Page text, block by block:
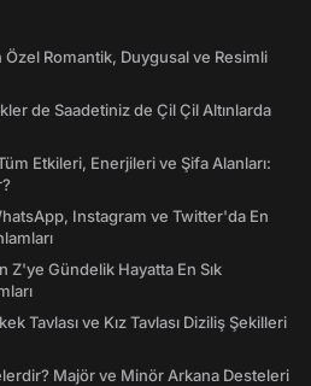
Özel Romantik, Duygusal ve Resimli
de Saadetiniz de Çil Çil Altınlarda
Etkileri, Enerjileri ve Şifa Alanları:
Instagram ve Twitter'da En
Z'ye Gündelik Hayatta En Sık
Tavlası ve Kız Tavlası Diziliş Şekilleri
Majör ve Minör Arkana Desteleri